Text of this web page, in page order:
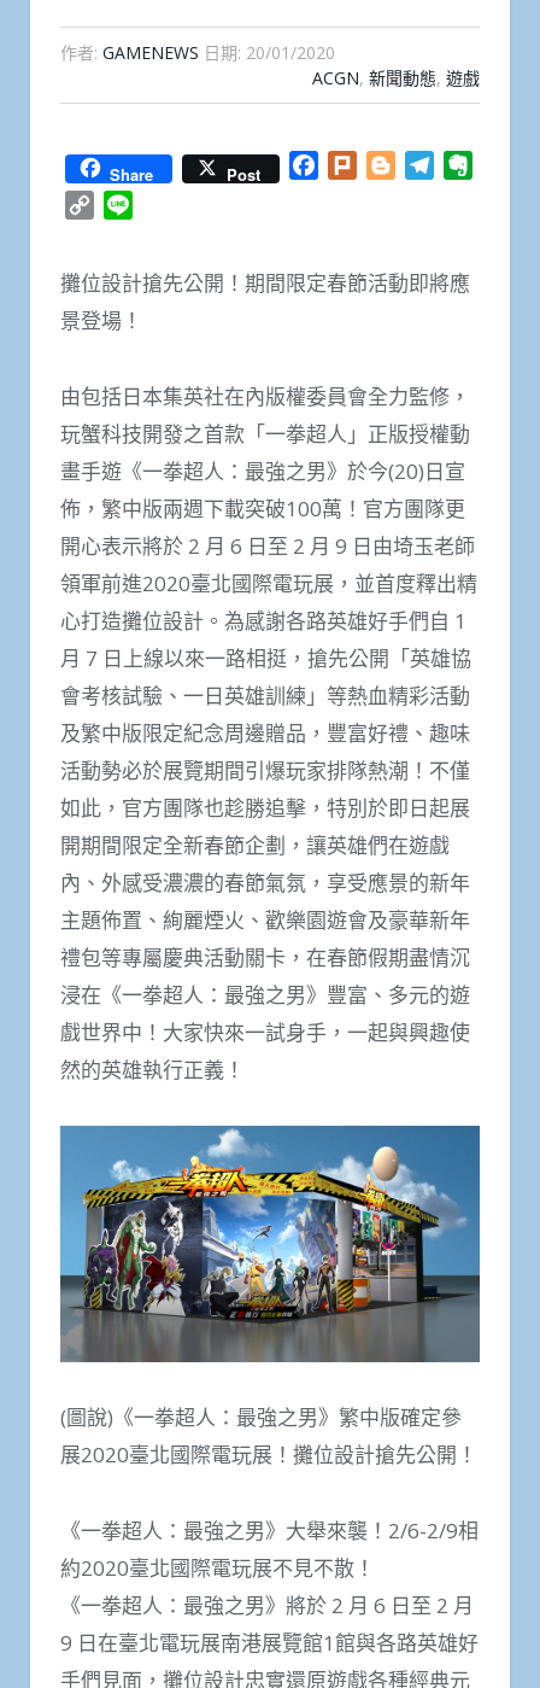
作者: GAMENEWS 日期: 20/01/2020
ACGN, 新聞動態, 遊戲
Share Post Facebook
Plurk BloggerTelegram
Copy
攤位設計搶先公開！期間限定春節活動即將應
景登場！
由包括日本集英社在內版權委員會全力監修，
玩蟹科技開發之首款「一拳超人」正版授權動
畫手遊《一拳超人：最強之男》於今(20)日宣
佈，繁中版兩週下載突破100萬！官方團隊更
開心表示將於 2 月 6 日至 2 月 9 日由埼玉老師
領軍前進2020臺北國際電玩展，並首度釋出精
心打造攤位設計。為感謝各路英雄好手們自 1
月 7 日上線以來一路相挺，搶先公開「英雄協
會考核試驗、一日英雄訓練」等熱血精彩活動
及繁中版限定紀念周邊贈品，豐富好禮、趣味
活動勢必於展覽期間引爆玩家排隊熱潮！不僅
如此，官方團隊也趁勝追擊，特別於即日起展
開期間限定全新春節企劃，讓英雄們在遊戲
內、外感受濃濃的春節氣氛，享受應景的新年
主題佈置、絢麗煙火、歡樂園遊會及豪華新年
禮包等專屬慶典活動關卡，在春節假期盡情沉
浸在《一拳超人：最強之男》豐富、多元的遊
戲世界中！大家快來一試身手，一起與興趣使
然的英雄執行正義！
(圖說)《一拳超人：最強之男》繁中版確定參
展2020臺北國際電玩展！攤位設計搶先公開！
《一拳超人：最強之男》大舉來襲！2/6-2/9相
約2020臺北國際電玩展不見不散！
《一拳超人：最強之男》將於 2 月 6 日至 2 月
9 日在臺北電玩展南港展覽館1館與各路英雄好
手們見面，攤位設計忠實還原遊戲各種經典元